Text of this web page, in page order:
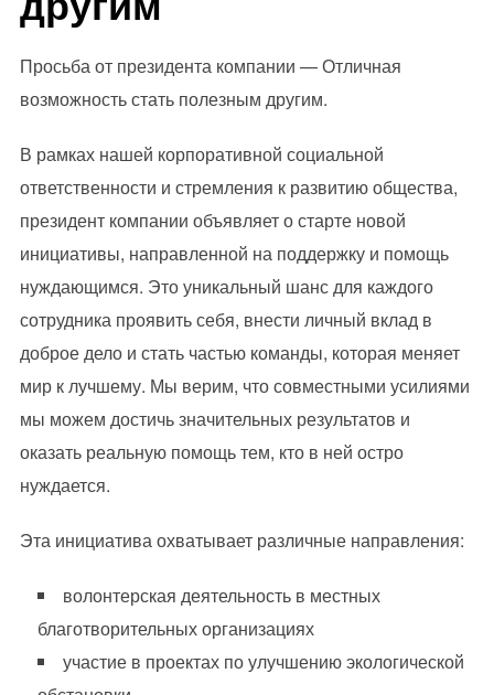
Просьба от президента компании — Отличная
возможность стать полезным другим.
В рамках нашей корпоративной социальной
ответственности и стремления к развитию общества,
президент компании объявляет о старте новой
инициативы, направленной на поддержку и помощь
нуждающимся. Это уникальный шанс для каждого
сотрудника проявить себя, внести личный вклад в
доброе дело и стать частью команды, которая меняет
мир к лучшему. Мы верим, что совместными усилиями
мы можем достичь значительных результатов и
оказать реальную помощь тем, кто в ней остро
нуждается.
Эта инициатива охватывает различные направления:
волонтерская деятельность в местных
благотворительных организациях
участие в проектах по улучшению экологической